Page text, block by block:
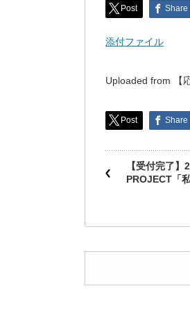
Post Share
添付ファイル
Uploaded from 【
Post Share
【受付完了
PROJECT「